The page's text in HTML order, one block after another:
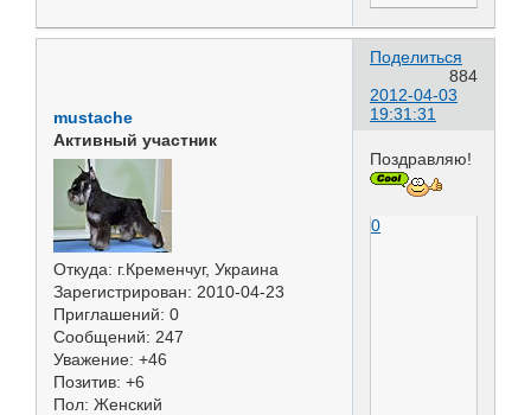
Поделиться
884
2012-04-03
19:31:31
mustache
Активный участник
Откуда: г.Кременчуг, Украина
Зарегистрирован: 2010-04-23
Приглашений: 0
Сообщений: 247
Уважение: +46
Позитив: +6
Пол: Женский
Поздравляю!
0